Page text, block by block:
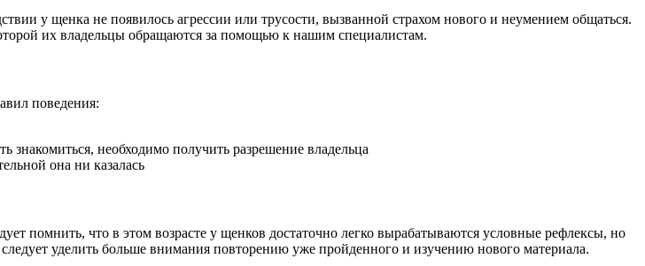
у щенка не появилось агрессии или трусости, вызванной страхом нового и неумением общаться.
их владельцы обращаются за помощью к нашим специалистам.
поведения:
необходимо получить разрешение владельца
она ни казалась
помнить, что в этом возрасте у щенков достаточно легко вырабатываются условные рефлексы, но
уделить больше внимания повторению уже пройденного и изучению нового материала.